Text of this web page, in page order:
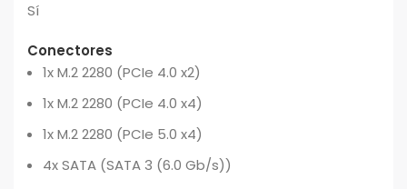
Sí
Conectores
1x M.2 2280 (PCIe 4.0 x2)
1x M.2 2280 (PCIe 4.0 x4)
1x M.2 2280 (PCIe 5.0 x4)
4x SATA (SATA 3 (6.0 Gb/s))